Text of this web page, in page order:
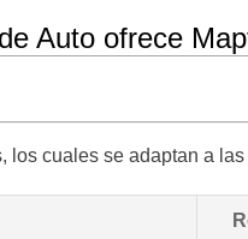
Auto ofrece
los cuales se adaptan a